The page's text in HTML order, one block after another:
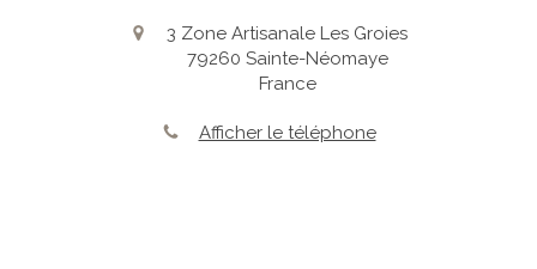
3 Zone Artisanale Les Groies
79260 Sainte-Néomaye
France
Afficher le téléphone